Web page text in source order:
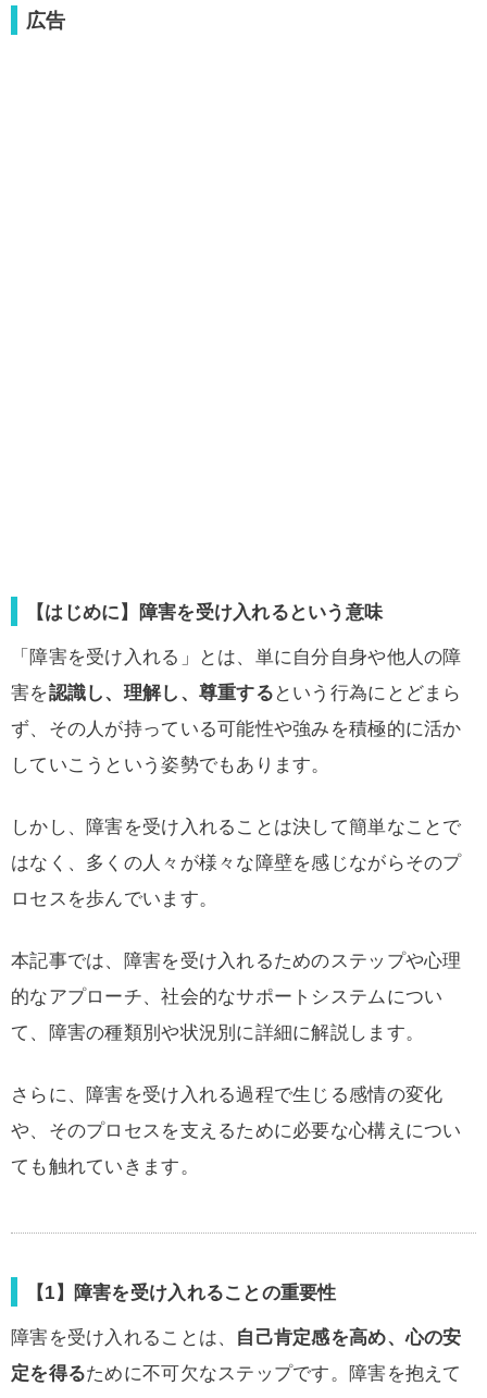
広告
【はじめに】障害を受け入れるという意味
「障害を受け入れる」とは、単に自分自身や他人の障
害を認識し、理解し、尊重する という行為にとどまら
ず、その人が持っている可能性や強みを積極的に活か
していこうという姿勢でもあります。
しかし、障害を受け入れることは決して簡単なことで
はなく、多くの人々が様々な障壁を感じながらそのプ
ロセスを歩んでいます。
本記事では、障害を受け入れるためのステップや心理
的なアプローチ、社会的なサポートシステムについ
て、障害の種類別や状況別に詳細に解説します。
さらに、障害を受け入れる過程で生じる感情の変化
や、そのプロセスを支えるために必要な心構えについ
ても触れていきます。
【1】障害を受け入れることの重要性
障害を受け入れることは、 自己肯定感を高め、心の安
定を得るために不可欠なステップです。障害を抱えて